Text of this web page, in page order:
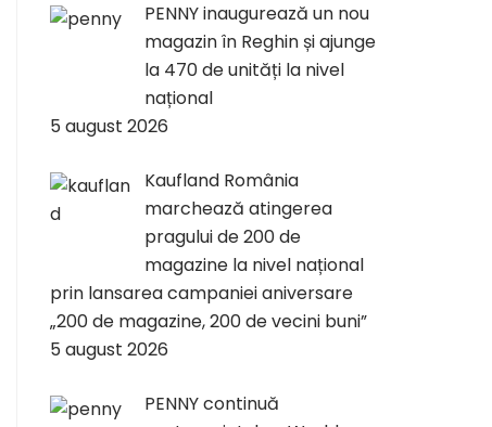
PENNY inaugurează un nou
magazin în Reghin și ajunge
la 470 de unități la nivel
național
5 august 2026
Kaufland România
marchează atingerea
pragului de 200 de
magazine la nivel național
prin lansarea campaniei aniversare
„200 de magazine, 200 de vecini buni”
5 august 2026
PENNY continuă